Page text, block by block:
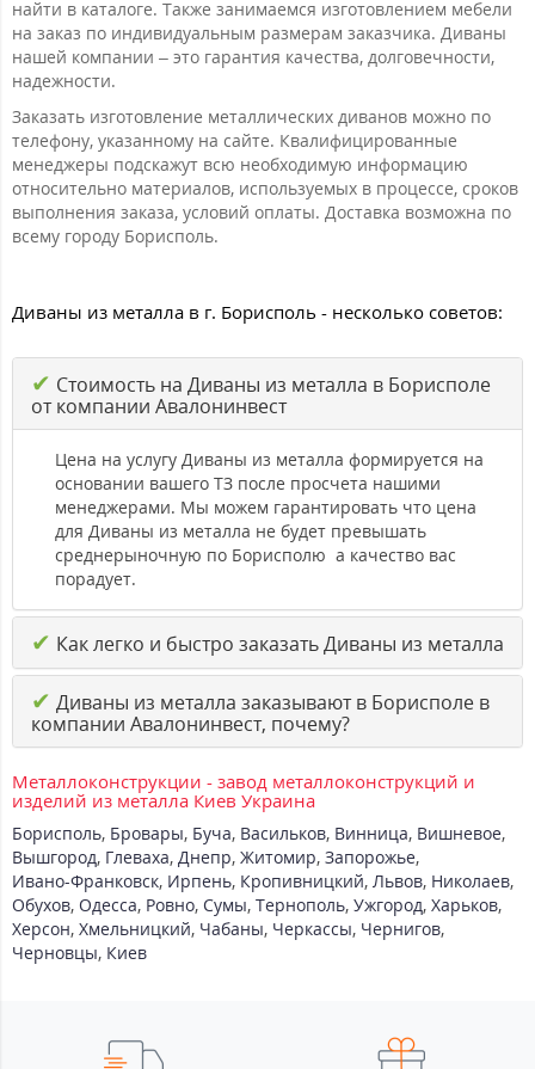
найти в каталоге. Также занимаемся изготовлением мебели
на заказ по индивидуальным размерам заказчика. Диваны
нашей компании – это гарантия качества, долговечности,
надежности.
Заказать изготовление металлических диванов можно по
телефону, указанному на сайте. Квалифицированные
менеджеры подскажут всю необходимую информацию
относительно материалов, используемых в процессе, сроков
выполнения заказа, условий оплаты. Доставка возможна по
всему городу Борисполь.
Диваны из металла в г. Борисполь - несколько советов:
✔ Стоимость на Диваны из металла в Борисполе
от компании Авалонинвест
Цена на услугу Диваны из металла формируется на
основании вашего ТЗ после просчета нашими
менеджерами. Мы можем гарантировать что цена
для Диваны из металла не будет превышать
среднерыночную по Борисполю а качество вас
порадует.
✔ Как легко и быстро заказать Диваны из металла
✔ Диваны из металла заказывают в Борисполе в
компании Авалонинвест, почему?
Металлоконструкции - завод металлоконструкций и
изделий из металла Киев Украина
Борисполь, Бровары, Буча, Васильков, Винница, Вишневое,
Вышгород, Глеваха, Днепр, Житомир, Запорожье,
Ивано-Франковск, Ирпень, Кропивницкий, Львов, Николаев,
Обухов, Одесса, Ровно, Сумы, Тернополь, Ужгород, Харьков,
Херсон, Хмельницкий, Чабаны, Черкассы, Чернигов,
Черновцы, Киев